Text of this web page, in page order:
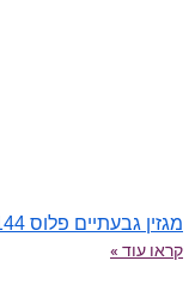
מגזין גבעתיים פלוס 144
קראו עוד »